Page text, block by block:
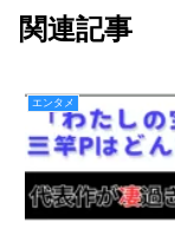
関連記事
エンタメ